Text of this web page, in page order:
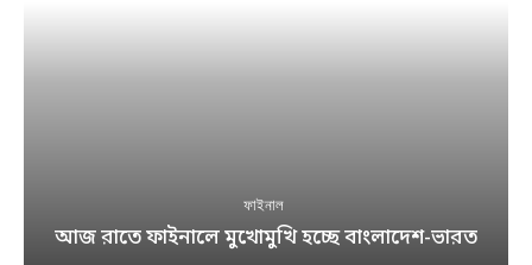
ফাইনাল
আজ রাতে ফাইনালে মুখোমুখি হচ্ছে বাংলাদেশ-ভারত